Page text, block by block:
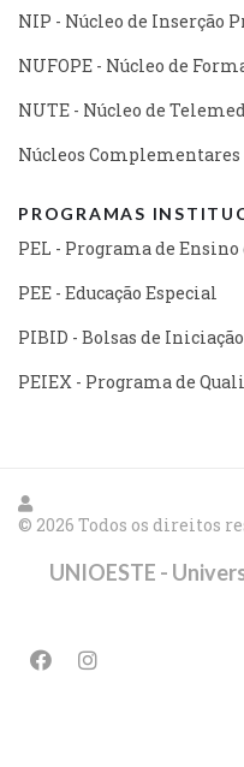
NIP - Núcleo de Inserção
NUFOPE - Núcleo de
NUTE - Núcleo de
Núcleos Complementares
PROGRAMAS
PEL - Programa de Ensino
PEE - Educação Especial
PIBID - Bolsas de
PEIEX - Programa de
© 2026 Todos os direitos
UNIOESTE -